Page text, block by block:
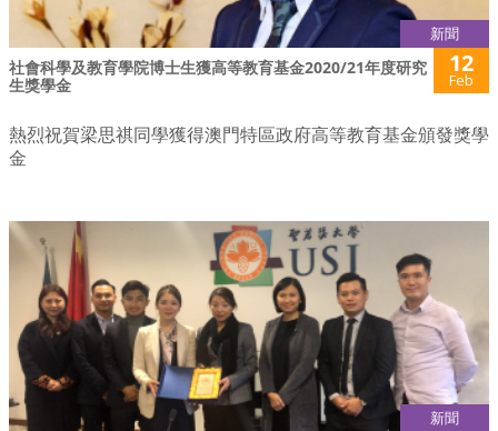
新聞
社會科學及教育學院博士生獲高等教育基金2020/21年度研究
生獎學金
12
Feb
熱烈祝賀梁思祺同學獲得澳門特區政府高等教育基金頒發獎學
金
新聞